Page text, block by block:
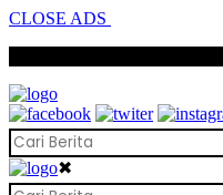
CLOSE ADS
✖